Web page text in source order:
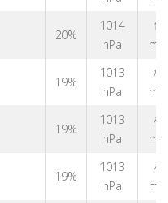
20%
1014
hPa
↑
m/s
19%
1013
hPa
↑
m/s
19%
1013
hPa
↑
m/s
19%
1013
hPa
↑
m/s